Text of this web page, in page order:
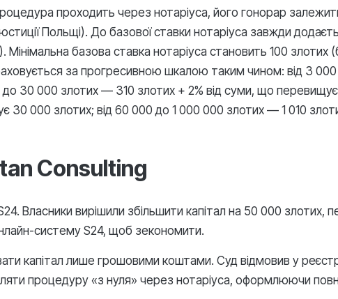
проходить через нотаріуса, його гонорар
Польщі). До базової ставки нотаріуса завжди
базова ставка нотаріуса становить 100
за прогресивною шкалою таким чином: від 3
30 000 злотих — 310 злотих + 2% від суми, що
30 000 злотих; від 60 000 до 1 000 000 злотих — 1 010
Consulting
Власники вирішили збільшити капітал на 50 000
систему S24, щоб зекономити.
капітал лише грошовими коштами. Суд відмовив у
процедуру «з нуля» через нотаріуса, оформлюючи